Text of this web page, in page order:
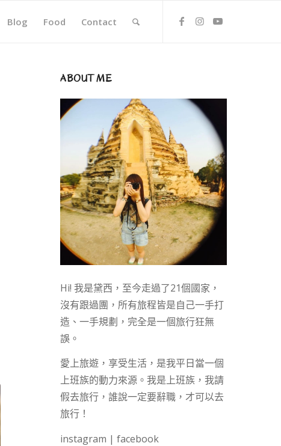
Blog Food Contact
ABOUT ME
Hi! 我是黛西，至今走過了21個國家，
沒有跟過團，所有旅程皆是自己一手打
造、一手規劃，完全是一個旅行狂無
誤。
愛上旅遊，享受生活，是我平日當一個
上班族的動力來源。我是上班族，我請
假去旅行，誰說一定要辭職，才可以去
旅行！
instagram | facebook